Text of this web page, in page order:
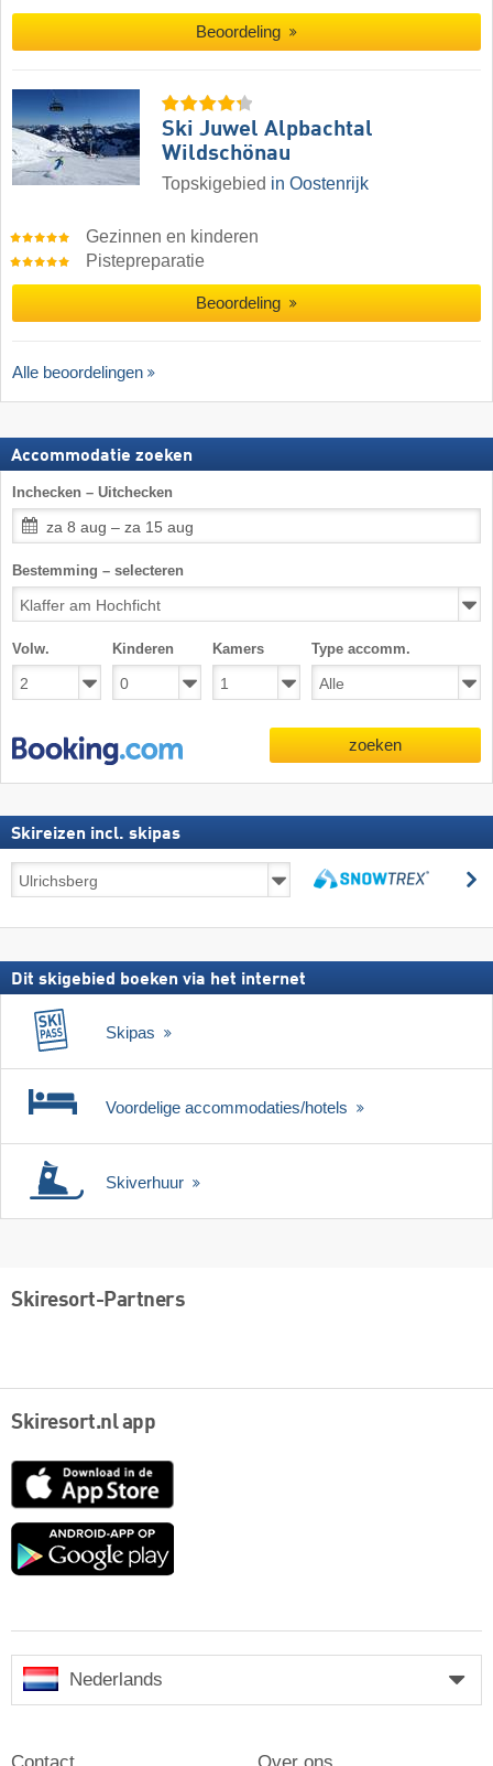
Beoordeling
Ski Juwel Alpbachtal
Wildschönau
Topskigebied in Oostenrijk
Gezinnen en kinderen
Pistepreparatie
Beoordeling
Alle beoordelingen
Accommodatie zoeken
Inchecken – Uitchecken
za 8 aug – za 15 aug
Bestemming – selecteren
Volw. Kinderen Kamers Type accomm.
zoeken
Skireizen incl. skipas
Skireizen
incl.
Dit skigebied boeken via het internet
Skipas
Voordelige accommodaties/hotels
Skiverhuur
Skiresort-Partners
Skiresort.nl app
App
Google
Nederlands